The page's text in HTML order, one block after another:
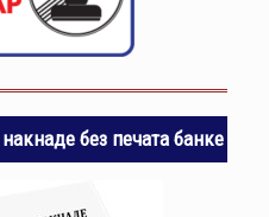
без печата банке